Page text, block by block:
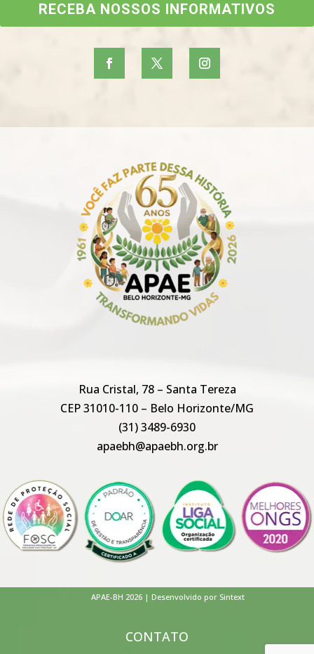
RECEBA NOSSOS INFORMATIVOS
Rua Cristal, 78 – Santa Tereza
CEP 31010-110 – Belo Horizonte/MG
(31) 3489-6930
apaebh@apaebh.org.br
APAE-BH 2026 | Desenvolvido por Sintext
CONTATO